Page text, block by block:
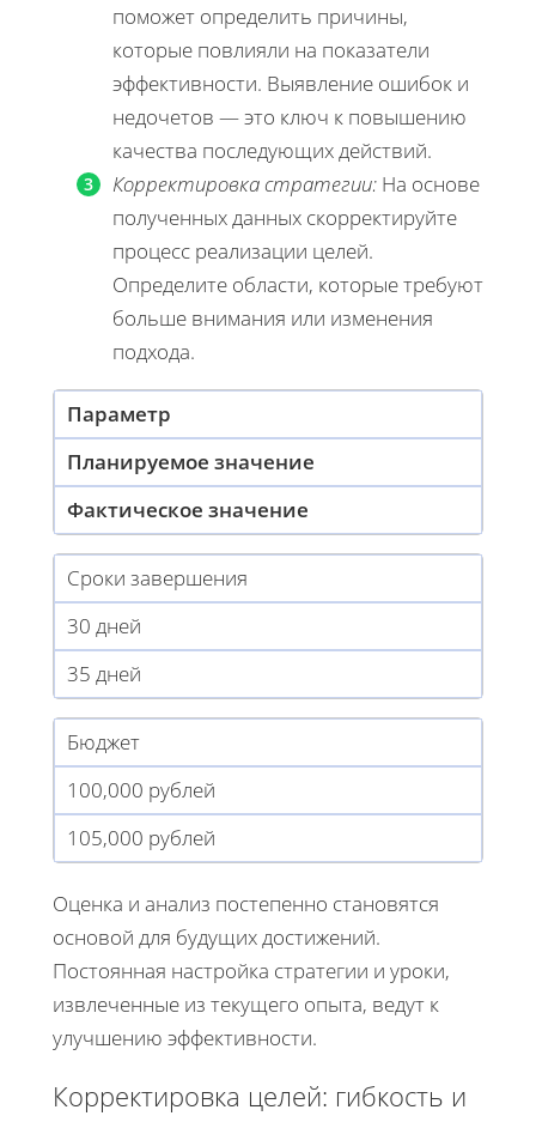
поможет определить причины,
которые повлияли на показатели
эффективности. Выявление ошибок и
недочетов — это ключ к повышению
качества последующих действий.
Корректировка стратегии: На основе
полученных данных скорректируйте
процесс реализации целей.
Определите области, которые требуют
больше внимания или изменения
подхода.
Параметр
Планируемое значение
Фактическое значение
Сроки завершения
30 дней
35 дней
Бюджет
100,000 рублей
105,000 рублей
Оценка и анализ постепенно становятся
основой для будущих достижений.
Постоянная настройка стратегии и уроки,
извлеченные из текущего опыта, ведут к
улучшению эффективности.
Корректировка целей: гибкость и